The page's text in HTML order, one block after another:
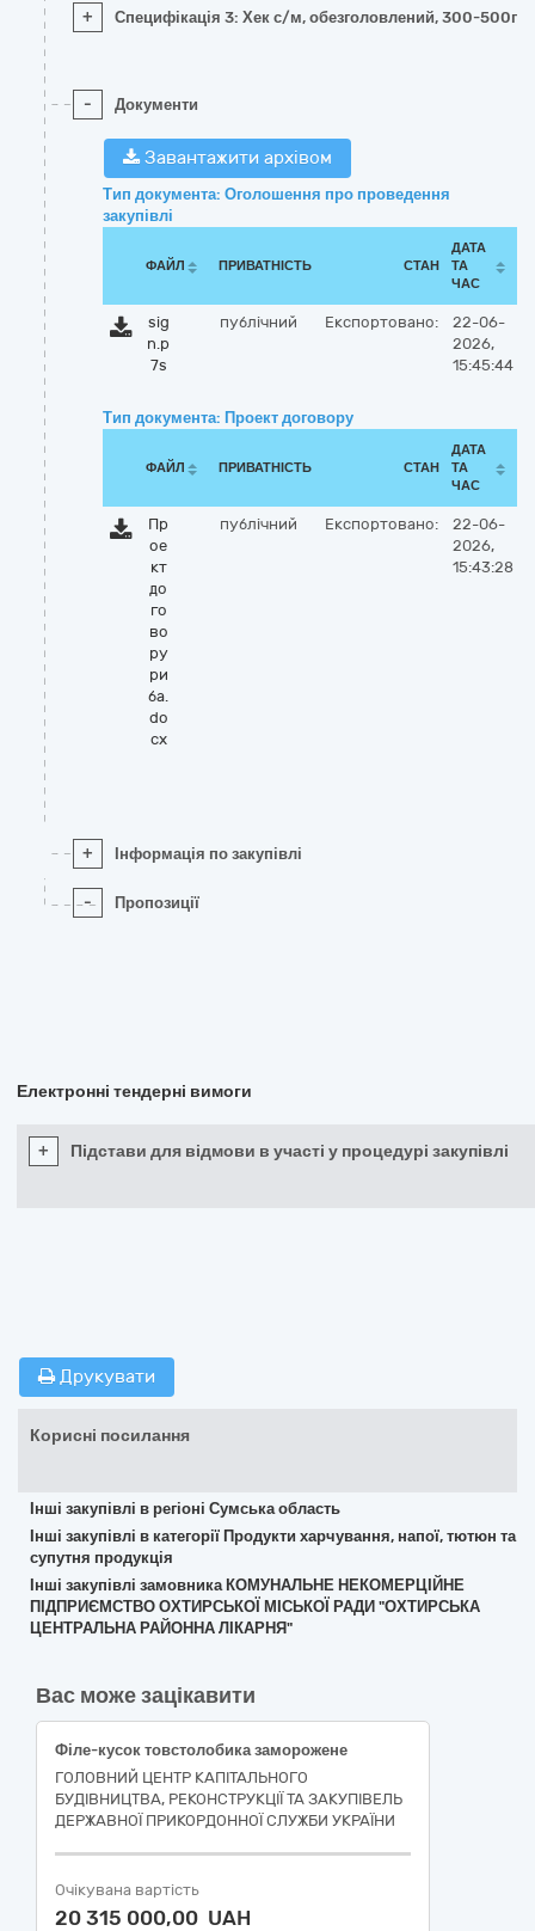
+ Специфікація 3: Хек с/м, обезголовлений, 300-500г,
- Документи
Завантажити архівом
Тип документа: Оголошення про проведення
закупівлі
ФАЙЛ ПРИВАТНІСТЬ СТАН
ДАТА
ТА
ЧАС
sig
n.p
7s
публічний Експортовано:
22-06-
2026,
15:45:44
Тип документа: Проект договору
ФАЙЛ ПРИВАТНІСТЬ СТАН
ДАТА
ТА
ЧАС
Пр
ое
кт
до
го
во
ру
ри
ба.
do
cx
публічний Експортовано:
22-06-
2026,
15:43:28
+ Інформація по закупівлі
- Пропозиції
Електронні тендерні вимоги
+ Підстави для відмови в участі у процедурі закупівлі
Друкувати
Корисні посилання
Інші закупівлі в регіоні Сумська область
Інші закупівлі в категорії Продукти харчування, напої, тютюн та
супутня продукція
Інші закупівлі замовника КОМУНАЛЬНЕ НЕКОМЕРЦІЙНЕ
ПІДПРИЄМСТВО ОХТИРСЬКОЇ МІСЬКОЇ РАДИ "ОХТИРСЬКА
ЦЕНТРАЛЬНА РАЙОННА ЛІКАРНЯ"
Вас може зацікавити
Філе-кусок товстолобика заморожене
ГОЛОВНИЙ ЦЕНТР КАПІТАЛЬНОГО
БУДІВНИЦТВА, РЕКОНСТРУКЦІЇ ТА ЗАКУПІВЕЛЬ
ДЕРЖАВНОЇ ПРИКОРДОННОЇ СЛУЖБИ УКРАЇНИ
Очікувана вартість
20 315 000,00 UAH